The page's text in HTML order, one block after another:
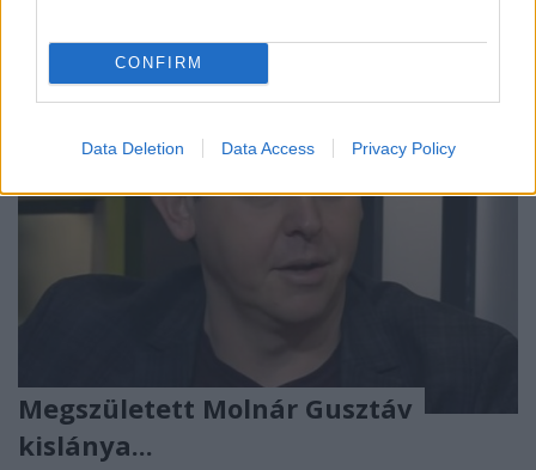
CONFIRM
Data Deletion Data Access Privacy Policy
Megszületett Molnár Gusztáv
kislánya...